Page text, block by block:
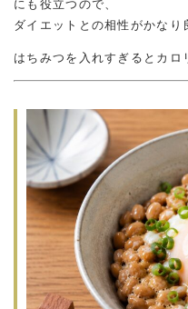
にも役立つので、
ダイエットとの相性がかなり
はちみつを入れすぎるとカ